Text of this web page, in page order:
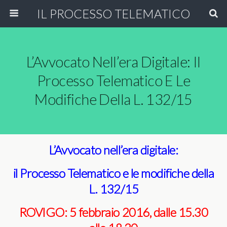
IL PROCESSO TELEMATICO
L’Avvocato Nell’era Digitale: Il
Processo Telematico E Le
Modifiche Della L. 132/15
L’Avvocato nell’era digitale:
il Processo Telematico e le modifiche della
L. 132/15
ROVIGO: 5 febbraio 2016, dalle 15.30